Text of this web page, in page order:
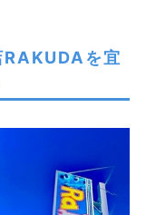
を宜